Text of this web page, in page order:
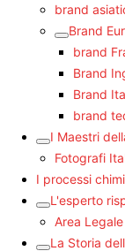
brand
Brand
brand
Brand
Brand
brand
I Maestri
Fotografi
I processi
L'esperto
Area Legale
La Storia